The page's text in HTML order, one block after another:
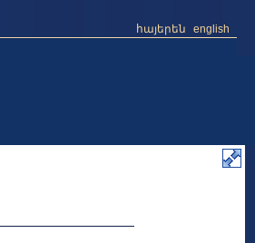
հայերեն english